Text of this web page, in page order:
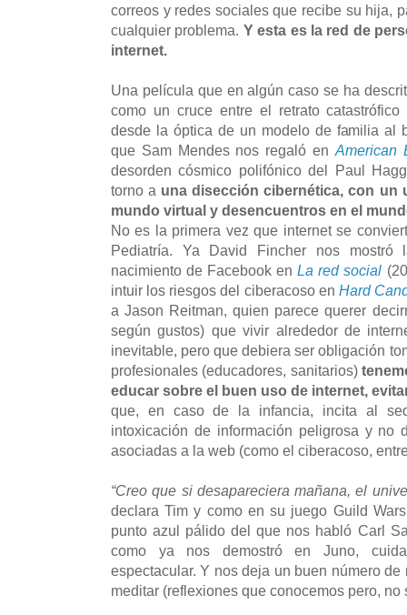
correos y redes sociales que recibe su hija,
cualquier problema. Y esta es la red de
internet.
Una película que en algún caso se ha
como un cruce entre el retrato
desde la óptica de un modelo de familia al
que Sam Mendes nos regaló en American
desorden cósmico polifónico del Paul
torno a una disección cibernética, con un
mundo virtual y desencuentros en el
No es la primera vez que internet se
Pediatría. Ya David Fincher nos
nacimiento de Facebook enLa red social
intuir los riesgos del ciberacoso en Hard
a Jason Reitman, quien parece querer
según gustos) que vivir alrededor de
inevitable, pero que debiera ser obligación
profesionales (educadores, sanitarios)
educar sobre el buen uso de internet,
que, en caso de la infancia, incita al
intoxicación de información peligrosa y no
asociadas a la web (como el ciberacoso,
“Creo que si desapareciera mañana, el
declara Tim y como en su juego Guild
punto azul pálido del que nos habló Carl
como ya nos demostró en Juno,
espectacular. Y nos deja un buen número
meditar (reflexiones que conocemos pero, no